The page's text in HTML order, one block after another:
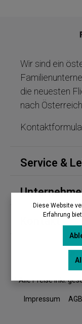
Wir sind ein
die neuesten
nach
Service &
Kontakt
* Alle Preise inkl.
Impressum AGB
Diese Website
Erfahrung